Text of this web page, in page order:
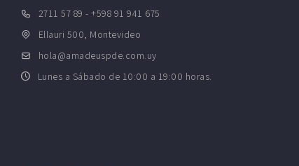
2711 57 89 - +598 91 941 675
Ellauri 500, Montevideo
hola@amadeuspde.com.uy
Lunes a Sábado de 10:00 a 19:00 horas.